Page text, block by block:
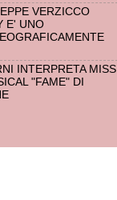
VERZICCO
E' UNO
INTERPRETA MISS
"FAME" DI